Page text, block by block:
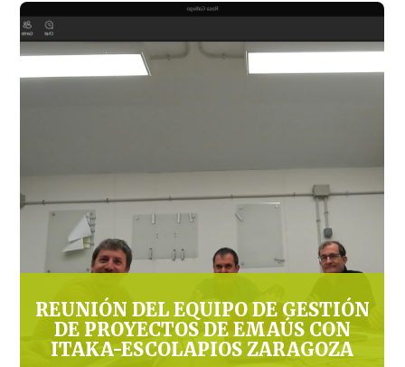
REUNIÓN DEL EQUIPO DE GESTIÓN
DE PROYECTOS DE EMAÚS CON
ITAKA-ESCOLAPIOS ZARAGOZA